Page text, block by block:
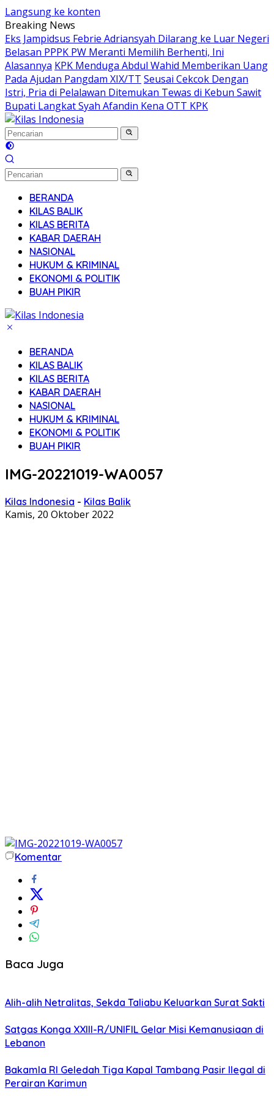
Langsung ke konten
Breaking News
Eks Jampidsus Febrie Adriansyah Dilarang ke Luar Negeri
Belasan PPPK PW Meranti Memilih Berhenti, Ini
Alasannya KPK Menduga Abdul Wahid Memberikan Uang
Pada Ajudan Pangdam XIX/TT Seusai Cekcok Dengan
Istri, Pria di Pelalawan Ditemukan Tewas di Kebun Sawit
Bupati Langkat Syah Afandin Kena OTT KPK
BERANDA
KILAS BALIK
KILAS BERITA
KABAR DAERAH
NASIONAL
HUKUM & KRIMINAL
EKONOMI & POLITIK
BUAH PIKIR
BERANDA
KILAS BALIK
KILAS BERITA
KABAR DAERAH
NASIONAL
HUKUM & KRIMINAL
EKONOMI & POLITIK
BUAH PIKIR
IMG-20221019-WA0057
Kilas Indonesia - Kilas Balik
Kamis, 20 Oktober 2022
Komentar
Baca Juga
Alih-alih Netralitas, Sekda Taliabu Keluarkan Surat Sakti
Satgas Konga XXIII-R/UNIFIL Gelar Misi Kemanusiaan di
Lebanon
Bakamla RI Geledah Tiga Kapal Tambang Pasir Ilegal di
Perairan Karimun